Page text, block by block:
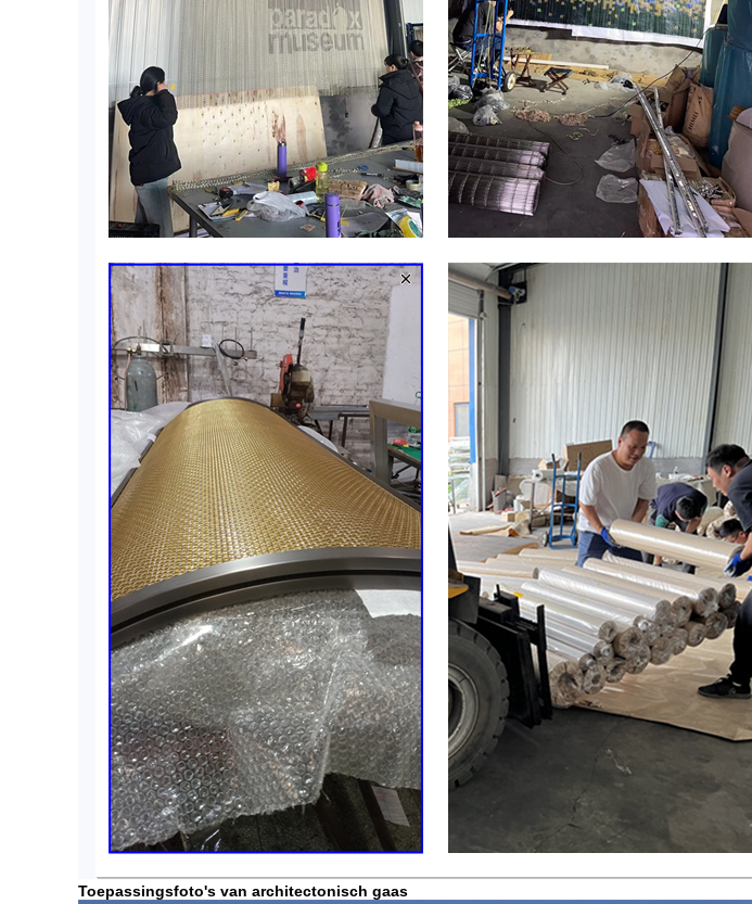
Toepassingsfoto's van architectonisch gaas